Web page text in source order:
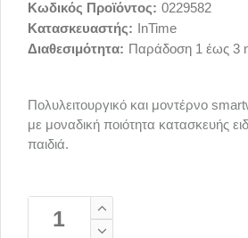
Κωδικός Προϊόντος: 0229582
Κατασκευαστής: InTime
Διαθεσιμότητα: Παράδοση 1 έως 3
Πολυλειτουργικό και μοντέρνο
με μοναδική ποιότητα κατασκευής
παιδιά.